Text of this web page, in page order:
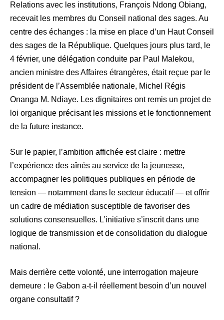
Relations avec les institutions, François Ndong Obiang,
recevait les membres du Conseil national des sages. Au
centre des échanges : la mise en place d’un Haut Conseil
des sages de la République. Quelques jours plus tard, le
4 février, une délégation conduite par Paul Malekou,
ancien ministre des Affaires étrangères, était reçue par le
président de l’Assemblée nationale, Michel Régis
Onanga M. Ndiaye. Les dignitaires ont remis un projet de
loi organique précisant les missions et le fonctionnement
de la future instance.
Sur le papier, l’ambition affichée est claire : mettre
l’expérience des aînés au service de la jeunesse,
accompagner les politiques publiques en période de
tension — notamment dans le secteur éducatif — et offrir
un cadre de médiation susceptible de favoriser des
solutions consensuelles. L’initiative s’inscrit dans une
logique de transmission et de consolidation du dialogue
national.
Mais derrière cette volonté, une interrogation majeure
demeure : le Gabon a-t-il réellement besoin d’un nouvel
organe consultatif ?